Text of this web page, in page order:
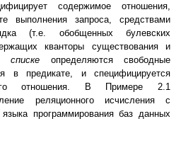
содержимое отношения,
выполнения запроса, средствами
(т.е. обобщенных булевских
кванторы существования и
списке определяются свободные
в предикате, и специфицируется
отношения. В Примере 2.1
реляционного исчисления с
языка программирования баз данных